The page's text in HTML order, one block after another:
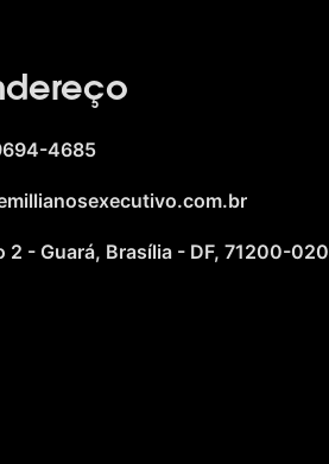
4685
2 - Guará, Brasília - DF, 71200-020